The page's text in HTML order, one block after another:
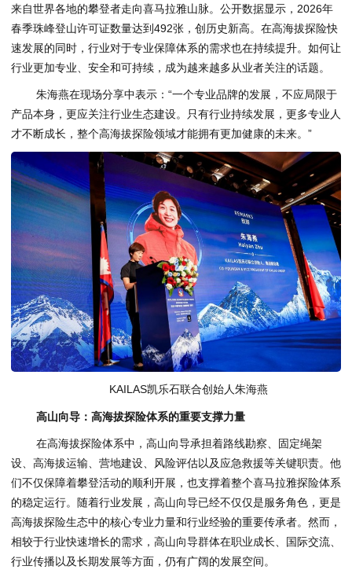
来自世界各地的攀登者走向喜马拉雅山脉。公开数据显示，2026年
春季珠峰登山许可证数量达到492张，创历史新高。在高海拔探险快
速发展的同时，行业对于专业保障体系的需求也在持续提升。如何让
行业更加专业、安全和可持续，成为越来越多从业者关注的话题。
朱海燕在现场分享中表示：“一个专业品牌的发展，不应局限于
产品本身，更应关注行业生态建设。只有行业持续发展，更多专业人
才不断成长，整个高海拔探险领域才能拥有更加健康的未来。”
KAILAS凯乐石联合创始人朱海燕
高山向导：高海拔探险体系的重要支撑力量
在高海拔探险体系中，高山向导承担着路线勘察、固定绳架
设、高海拔运输、营地建设、风险评估以及应急救援等关键职责。他
们不仅保障着攀登活动的顺利开展，也支撑着整个喜马拉雅探险体系
的稳定运行。随着行业发展，高山向导已经不仅仅是服务角色，更是
高海拔探险生态中的核心专业力量和行业经验的重要传承者。然而，
相较于行业快速增长的需求，高山向导群体在职业成长、国际交流、
行业传播以及长期发展等方面，仍有广阔的发展空间。